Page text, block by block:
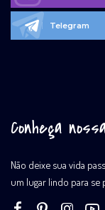
Telegram
Conheça
Não deixe sua vida
um lugar lindo para se